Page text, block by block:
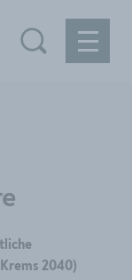
2040)